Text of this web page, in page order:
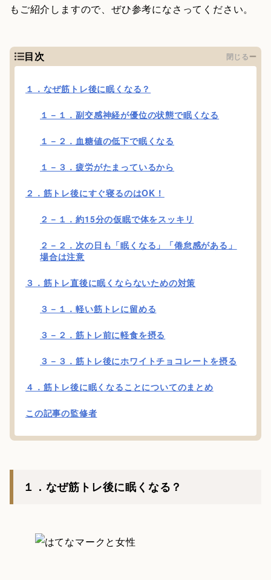
もご紹介しますので、ぜひ参考になさってください。
目次 閉じる
１．なぜ筋トレ後に眠くなる？
１－１．副交感神経が優位の状態で眠くなる
１－２．血糖値の低下で眠くなる
１－３．疲労がたまっているから
２．筋トレ後にすぐ寝るのはOK！
２－１．約15分の仮眠で体をスッキリ
２－２．次の日も「眠くなる」「倦怠感がある」
場合は注意
３．筋トレ直後に眠くならないための対策
３－１．軽い筋トレに留める
３－２．筋トレ前に軽食を摂る
３－３．筋トレ後にホワイトチョコレートを摂る
４．筋トレ後に眠くなることについてのまとめ
この記事の監修者
１．なぜ筋トレ後に眠くなる？